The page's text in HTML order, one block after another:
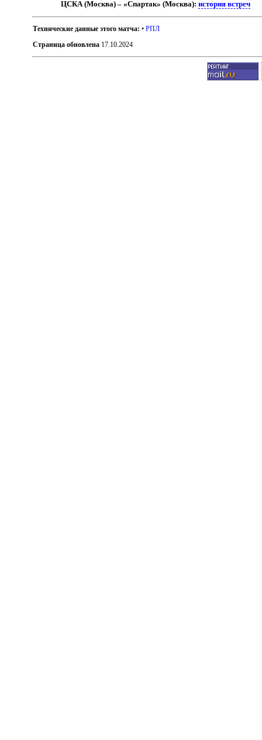
ЦСКА (Москва) – «Спартак» (Москва):история встреч
Технические данные этого матча: •РПЛ
Страница обновлена 17.10.2024